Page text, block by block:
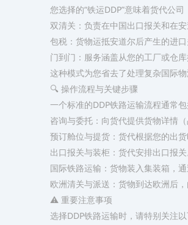
您选择的“铁运DDP”意味着货代公
双清关​：负责在中国出口报关和在安
包税​：货物运抵安道尔后产生的进
门到门​：服务涵盖从您的工厂或仓
这种模式为您省去了处理复杂国际
🔍 操作流程与关键步骤
一个标准的DDP铁路运输流程通常包
咨询与委托​：向货代提供货物详情
预订舱位与提货​：货代根据您的出
出口报关与装柜​：货代安排出口报
国际铁路运输​：货物装入集装箱，
欧洲清关与派送​：货物到达欧洲后
⚠️ 重要注意事项
选择DDP铁路运输时，请特别关注以